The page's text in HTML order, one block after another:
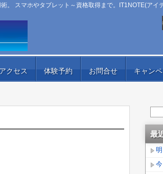
。 スマホやタブレット～資格取得まで。IT1NOTE(アイ
アクセス 体験予約 お問合せ キャン
最